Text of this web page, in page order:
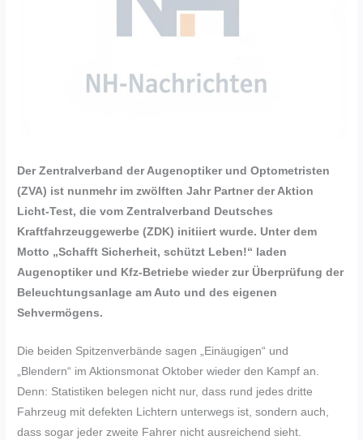
Der Zentralverband der Augenoptiker und Optometristen
(ZVA) ist nunmehr im zwölften Jahr Partner der Aktion
Licht-Test, die vom Zentralverband Deutsches
Kraftfahrzeuggewerbe (ZDK) initiiert wurde. Unter dem
Motto „Schafft Sicherheit, schützt Leben!“ laden
Augenoptiker und Kfz-Betriebe wieder zur Überprüfung der
Beleuchtungsanlage am Auto und des eigenen
Sehvermögens.
Die beiden Spitzenverbände sagen „Einäugigen“ und
„Blendern“ im Aktionsmonat Oktober wieder den Kampf an.
Denn: Statistiken belegen nicht nur, dass rund jedes dritte
Fahrzeug mit defekten Lichtern unterwegs ist, sondern auch,
dass sogar jeder zweite Fahrer nicht ausreichend sieht.